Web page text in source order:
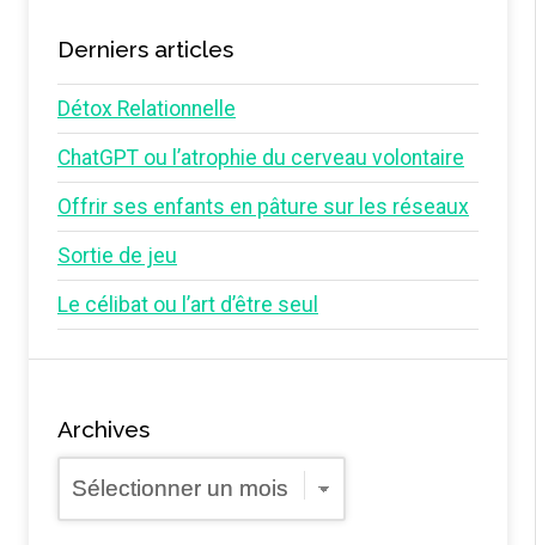
Derniers articles
Détox Relationnelle
ChatGPT ou l’atrophie du cerveau volontaire
Offrir ses enfants en pâture sur les réseaux
Sortie de jeu
Le célibat ou l’art d’être seul
Archives